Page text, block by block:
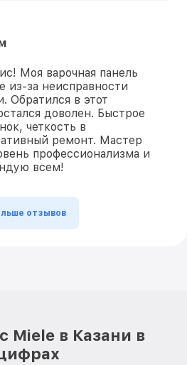
Моя варочная панель
из-за неисправности
Обратился в этот
доволен. Быстрое
четкость в
ремонт. Мастер
профессионализма и
всем!
отзывов
Miele в Казани в